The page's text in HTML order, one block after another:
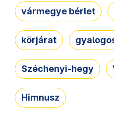
vármegye bérlet
körjárat
Széchenyi-hegy
Himnusz